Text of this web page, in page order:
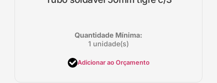
Quantidade Mínima:
1 unidade(s)
Adicionar ao Orçamento